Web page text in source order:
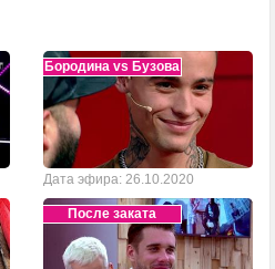
Бородина vs Бузова
Дата эфира: 26.10.2020
После заката